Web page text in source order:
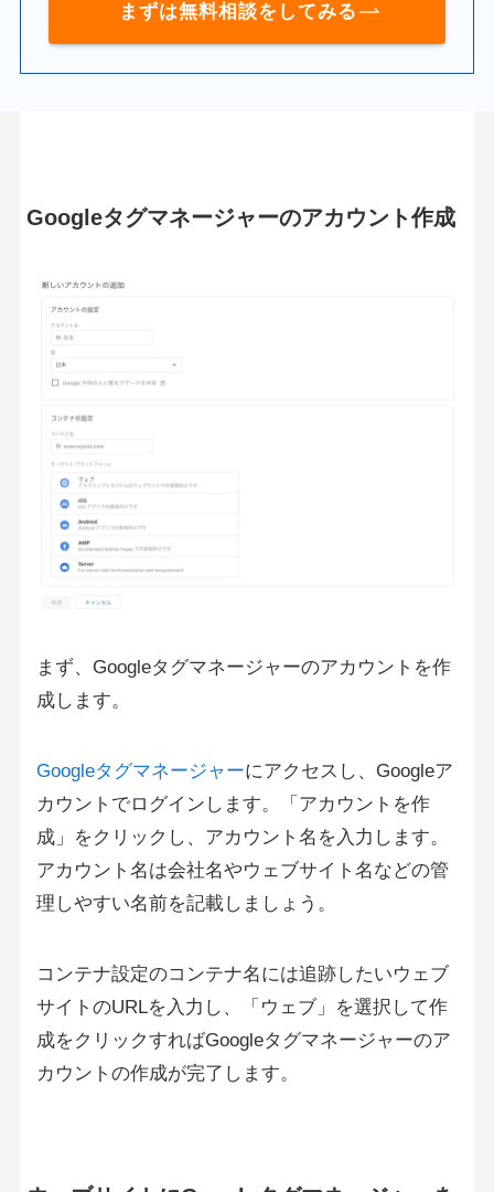
まずは無料相談をしてみる
Googleタグマネージャーのアカウント作成
まず、Googleタグマネージャーのアカウントを作
成します。
Googleタグマネージャーにアクセスし、Googleア
カウントでログインします。「アカウントを作
成」をクリックし、アカウント名を入力します。
アカウント名は会社名やウェブサイト名などの管
理しやすい名前を記載しましょう。
コンテナ設定のコンテナ名には追跡したいウェブ
サイトのURLを入力し、「ウェブ」を選択して作
成をクリックすればGoogleタグマネージャーのア
カウントの作成が完了します。